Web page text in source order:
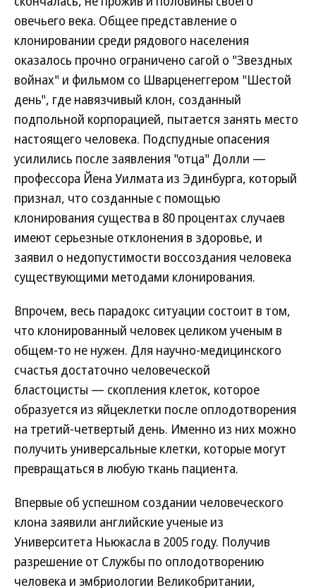
овечьего века. Общее представление о
клонировании среди рядового населения
оказалось прочно ограничено сагой о "Звездных
войнах" и фильмом со Шварценеггером "Шестой
день", где навязчивый клон, созданный
подпольной корпорацией, пытается занять место
настоящего человека. Подспудные опасения
усилились после заявления "отца" Долли —
профессора Йена Уилмата из Эдинбурга, который
признал, что созданные с помощью
клонирования существа в 80 процентах случаев
имеют серьезные отклонения в здоровье, и
заявил о недопустимости воссоздания человека
существующими методами клонирования.
Впрочем, весь парадокс ситуации состоит в том,
что клонированный человек целиком ученым в
общем-то не нужен. Для научно-медицинского
счастья достаточно человеческой
бластоцисты — скопления клеток, которое
образуется из яйцеклетки после оплодотворения
на третий-четвертый день. Именно из них можно
получить универсальные клетки, которые могут
превращаться в любую ткань пациента.
Впервые об успешном создании человеческого
клона заявили английские ученые из
Университета Ньюкасла в 2005 году. Получив
разрешение от Службы по оплодотворению
человека и эмбриологии Великобритании,